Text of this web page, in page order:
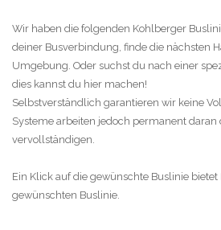
Wir haben die folgenden Kohlberger
deiner Busverbindung, finde die nächsten
Umgebung. Oder suchst du nach einer
dies kannst du hier machen!
Selbstverständlich garantieren wir keine
Systeme arbeiten jedoch permanent daran
vervollständigen.
Ein Klick auf die gewünschte Buslinie
gewünschten Buslinie.